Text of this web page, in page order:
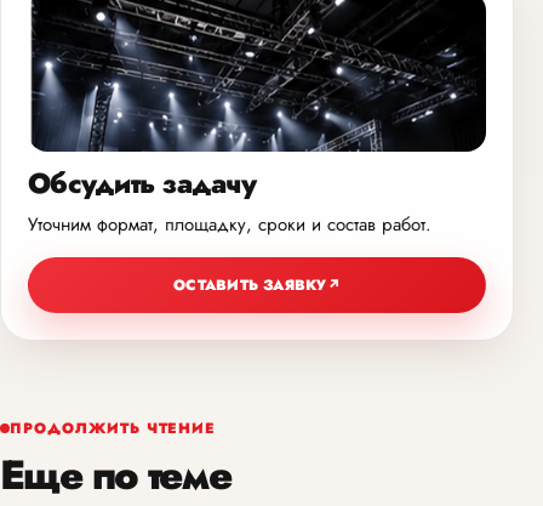
Обсудить задачу
Уточним формат, площадку, сроки и состав работ.
ОСТАВИТЬ ЗАЯВКУ↗
ПРОДОЛЖИТЬ ЧТЕНИЕ
Еще по теме